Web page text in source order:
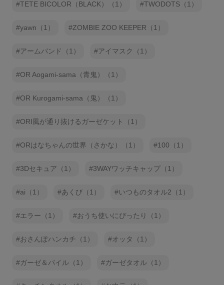
TETE BICOLOR（BLACK）（1） TWODOTS（1）
yawn（1） ZOMBIE ZOO KEEPER（1）
アームバンド（1） アイマスク（1）
OR Aogami-sama（青鬼）（1）
OR Kurogami-sama（鬼）（1）
ORI風が通り抜けるガーゼケット（1）
ORはなちゃんの世界（さかな）（1） 100（1）
3Dセキュア（1） 3WAYワッチキャップ（1）
ai（1） あくび（1） いつものタオル2（1）
エラー（1） おうち使いにぴったり（1）
おさんぽハンカチ（1） オッタ（1）
ガーゼ＆パイル（1） ガーゼタオル（1）